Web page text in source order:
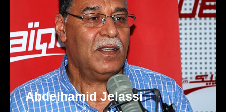
Abdelhamid Jelassi